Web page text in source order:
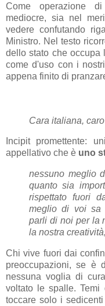
Come operazione
mediocre, sia nel
vedere confutando
Ministro. Nel testo
dello stato che occupa
come d'uso con i
appena finito di
Cara italiana,
Incipit promettente:
appellativo che è uno
nessuno meglio
quanto sia
rispettato fuori
meglio di voi sa
parli di noi per la
la nostra
Chi vive fuori dai
preoccupazioni, se è
nessuna voglia di
voltato le spalle. Temi
toccare solo i sedicenti